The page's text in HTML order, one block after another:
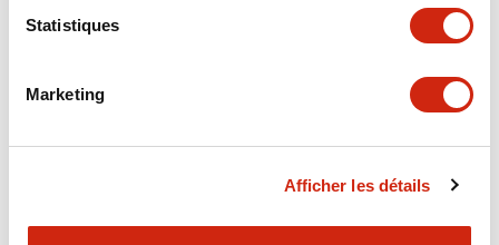
Statistiques
Marketing
Afficher les détails
Mechanical Specifications